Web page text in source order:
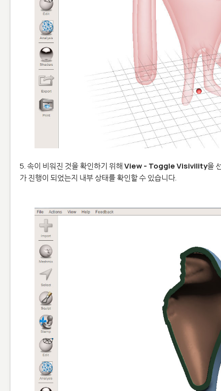
5. 속이 비워진 것을 확인하기 위해View - Toggle Visivility을
가 진행이 되었는지 내부 상태를 확인할 수 있습니다.